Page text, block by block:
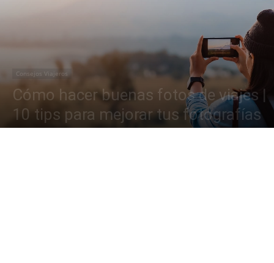
Consejos Viajeros
Cómo hacer buenas fotos de viajes |
10 tips para mejorar tus fotografías